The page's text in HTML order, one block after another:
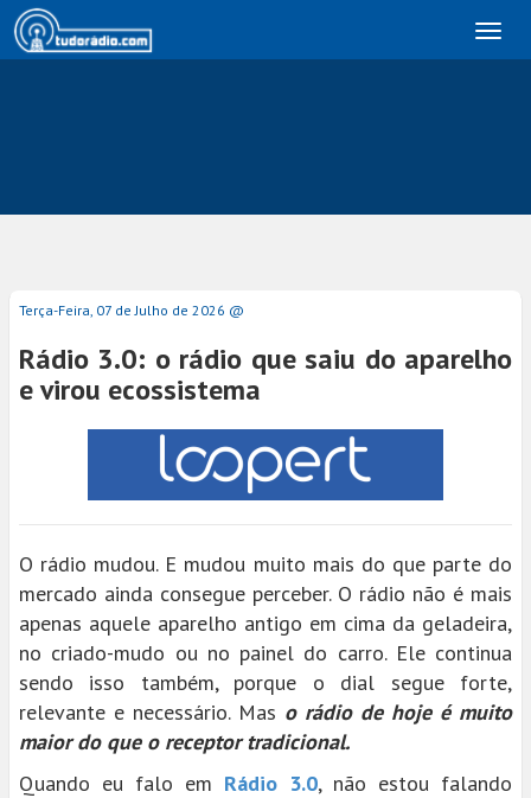
Terça-Feira, 07 de Julho de 2026 @
Rádio 3.0: o rádio que saiu do aparelho
e virou ecossistema
O rádio mudou. E mudou muito mais do que parte do
mercado ainda consegue perceber. O rádio não é mais
apenas aquele aparelho antigo em cima da geladeira,
no criado-mudo ou no painel do carro. Ele continua
sendo isso também, porque o dial segue forte,
relevante e necessário. Mas o rádio de hoje é muito
maior do que o receptor tradicional.
Quando eu falo em Rádio 3.0, não estou falando